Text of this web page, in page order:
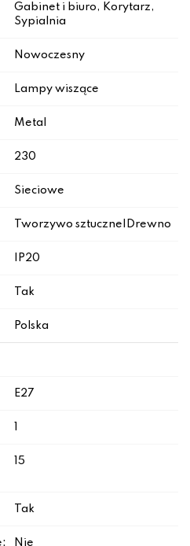
Gabinet i biuro, Korytarz,
Sypialnia
Nowoczesny
Lampy wiszące
Metal
230
Sieciowe
Tworzywo sztuczne|Drewno
IP20
Tak
Polska
E27
15
Tak
Nie